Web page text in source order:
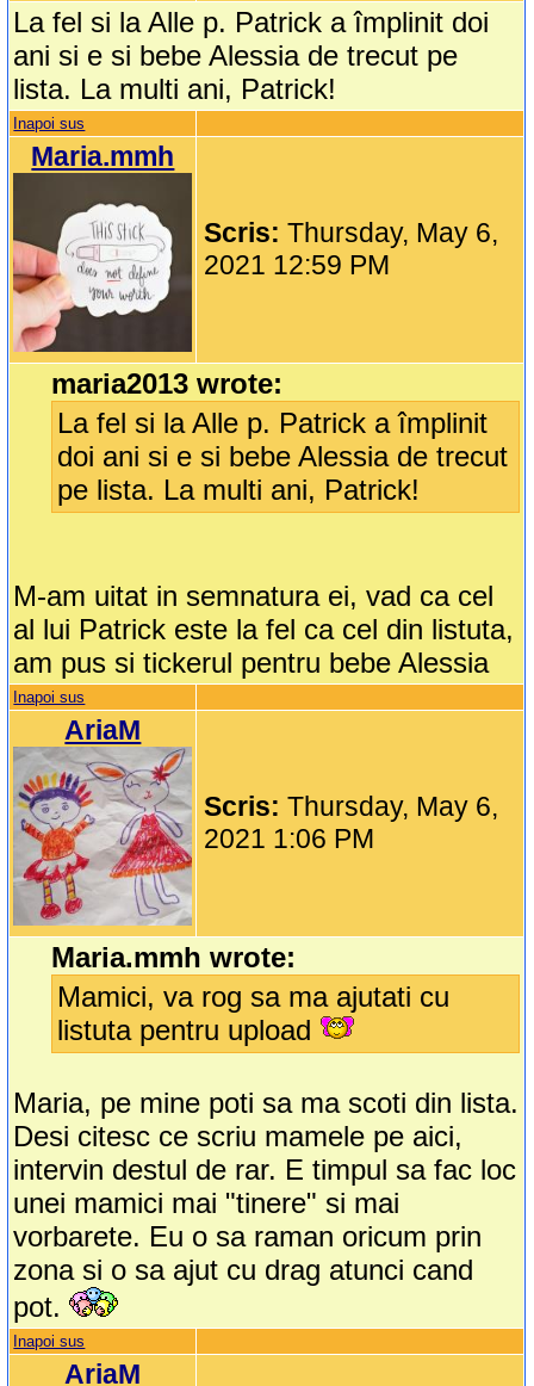
La fel si la Alle p. Patrick a împlinit doi
ani si e si bebe Alessia de trecut pe
lista. La multi ani, Patrick!
Inapoi sus
Maria.mmh
Scris:Thursday, May 6,
2021 12:59 PM
maria2013 wrote:
La fel si la Alle p. Patrick a împlinit
doi ani si e si bebe Alessia de trecut
pe lista. La multi ani, Patrick!
M-am uitat in semnatura ei, vad ca cel
al lui Patrick este la fel ca cel din listuta,
am pus si tickerul pentru bebe Alessia
Inapoi sus
AriaM
Scris:Thursday, May 6,
2021 1:06 PM
Maria.mmh wrote:
Mamici, va rog sa ma ajutati cu
listuta pentru upload
Maria, pe mine poti sa ma scoti din lista.
Desi citesc ce scriu mamele pe aici,
intervin destul de rar. E timpul sa fac loc
unei mamici mai "tinere" si mai
vorbarete. Eu o sa raman oricum prin
zona si o sa ajut cu drag atunci cand
pot.
Inapoi sus
AriaM